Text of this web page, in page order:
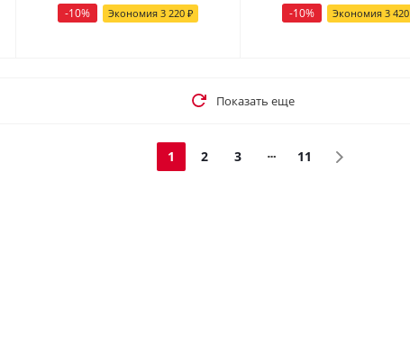
-10% Экономия 3 220 ₽ -10% Экономия 3 420
Показать еще
1 2 3 11